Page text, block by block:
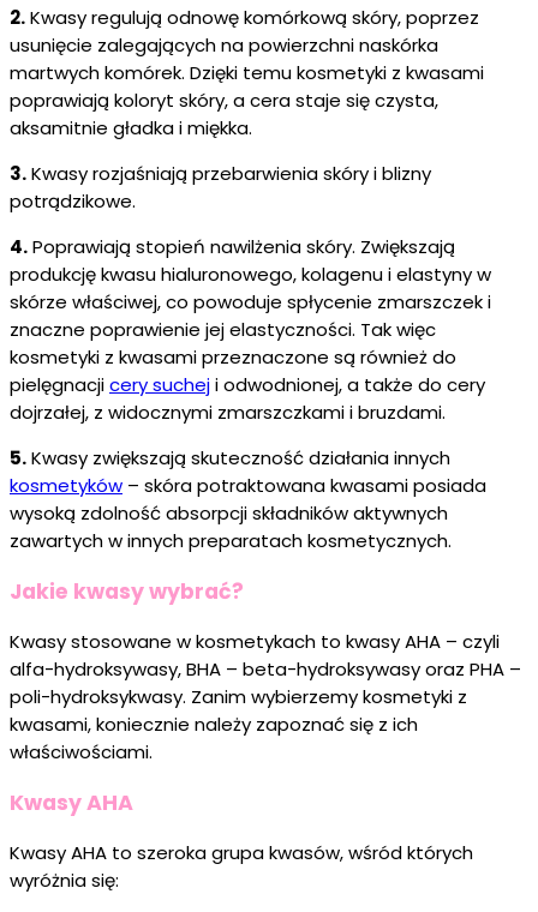
2.Kwasy regulują odnowę komórkową skóry, poprzez
usunięcie zalegających na powierzchni naskórka
martwych komórek. Dzięki temu kosmetyki z kwasami
poprawiają koloryt skóry, a cera staje się czysta,
aksamitnie gładka i miękka.
3.Kwasy rozjaśniają przebarwienia skóry i blizny
potrądzikowe.
4.Poprawiają stopień nawilżenia skóry. Zwiększają
produkcję kwasu hialuronowego, kolagenu i elastyny w
skórze właściwej, co powoduje spłycenie zmarszczek i
znaczne poprawienie jej elastyczności. Tak więc
kosmetyki z kwasami przeznaczone są również do
pielęgnacjicery sucheji odwodnionej, a także do cery
dojrzałej, z widocznymi zmarszczkami i bruzdami.
5.Kwasy zwiększają skuteczność działania innych
kosmetyków – skóra potraktowana kwasami posiada
wysoką zdolność absorpcji składników aktywnych
zawartych w innych preparatach kosmetycznych.
Jakie kwasy wybrać?
Kwasy stosowane w kosmetykach to kwasy AHA – czyli
alfa-hydroksywasy, BHA – beta-hydroksywasy oraz PHA –
poli-hydroksykwasy. Zanim wybierzemy kosmetyki z
kwasami, koniecznie należy zapoznać się z ich
właściwościami.
Kwasy AHA
Kwasy AHA to szeroka grupa kwasów, wśród których
wyróżnia się: